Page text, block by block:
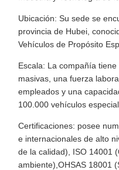
Ubicación: Su sede se
provincia de Hubei,
Vehículos de Propósito
Escala: La compañía
masivas, una fuerza
empleados y una
100.000 vehículos
Certificaciones: posee
e internacionales de alto
de la calidad), ISO 14001
ambiente),OHSAS 18001